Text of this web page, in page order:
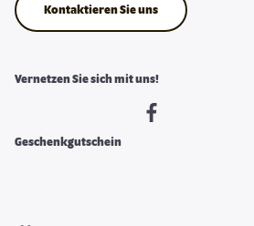
Kontaktieren Sie uns
Vernetzen Sie sich mit uns!
Geschenkgutschein